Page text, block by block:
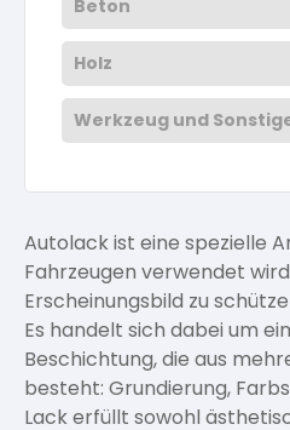
Öle für Außen
Versiegelung für Beton
Kalkfarben
Anti Schimmelfarbe
Latexfarben
Spezialfarben
Silikatfarben
Pflege und Reinigung
Spezialprodukte
Arbeitshandschuhe
Dichtmassen
Pinsel und Bürsten
Schleifmittel
Mineral-Silikatfarben
Mineralfarben
Kalkfarben
Anti Schimmelfarbe
Isolierfarben
Latexfarben
Dispersionsfarben
Kalkfarben
Mineral-Silikatfarbe
Härter für Möbellacke
Verdünnung für
Pflege und Reinigung
Untergrundvorbereitung
Wandfarben
Lacke
Öle und Lasuren
Pflege und Reinigung
Beton
Holz
Werkzeug und
Abdeckmaterial
Arbeitshandschuhe
Dichtmassen
Farbwalzen
Pinsel und Bürsten
Schleifmittel
Autolack ist eine spezielle
Fahrzeugen verwendet
Erscheinungsbild zu
Es handelt sich dabei um
Beschichtung, die aus
besteht: Grundierung,
Lack erfüllt sowohl